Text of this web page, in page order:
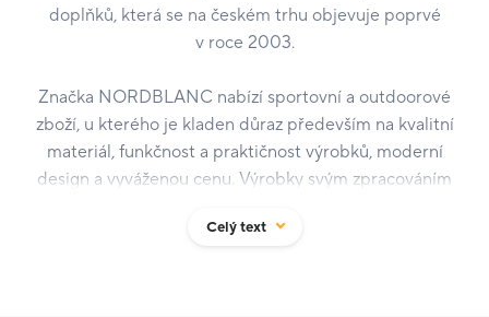
doplňků, která se na českém trhu objevuje poprvé
v roce 2003.
Značka NORDBLANC nabízí sportovní a outdoorové
zboží, u kterého je kladen důraz především na kvalitní
materiál, funkčnost a praktičnost výrobků, moderní
design a vyváženou cenu. Výrobky svým zpracováním
zkvalitňují sportovní a volnočasové aktivity.
Celý text